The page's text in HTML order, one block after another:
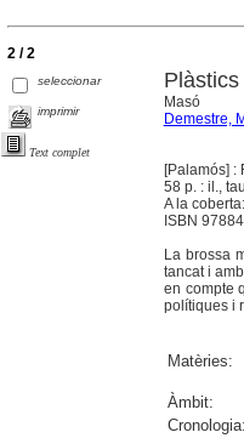
2 / 2
seleccionar
imprimir
Text complet
Masó
Demestre,
[Palamós]
58 p. : il.,
A la
ISBN
La brossa
tancat i
en compte
polítiques i
Matèries:
Àmbit:
Cronologia: